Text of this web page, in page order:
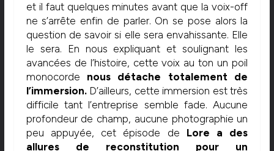
et il faut quelques minutes avant que la voix-off
ne s’arrête enfin de parler. On se pose alors la
question de savoir si elle sera envahissante. Elle
le sera. En nous expliquant et soulignant les
avancées de l’histoire, cette voix au ton un poil
monocorde nous détache totalement de
l’immersion.D’ailleurs, cette immersion est très
difficile tant l’entreprise semble fade. Aucune
profondeur de champ, aucune photographie un
peu appuyée, cet épisode de Lore a des
allures de reconstitution pour un